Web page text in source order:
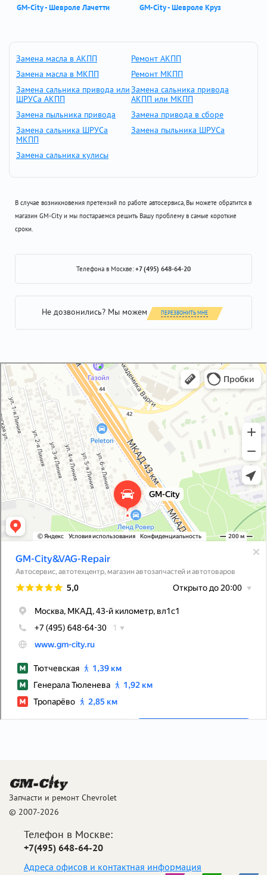
GM-City - Шевроле Лачетти
GM-City - Шевроле Круз
Замена масла в АКПП
Ремонт АКПП
Замена масла в МКПП
Ремонт МКПП
Замена сальника привода или
ШРУСа АКПП
Замена сальника привода
АКПП или МКПП
Замена пыльника привода
Замена привода в сборе
Замена сальника ШРУСа
МКПП
Замена пыльника ШРУСа
Замена сальника кулисы
В случае возникновения претензий по работе автосервиса, Вы можете обратится в
магазин GM-City и мы постараемся решить Вашу проблему в самые короткие
сроки.
Телефона в Москве:+7 (495) 648-64-20
Не дозвонились? Мы можем ПЕРЕЗВОНИТЬ МНЕ
GM-City&VAG-Repair
Автосервис, автотехцентр в Москве
Магазин автозапчастей и автотоваров в Москве
Запчасти и ремонт Chevrolet
© 2007-2026
Телефон в Москве:
+7(495) 648-64-20
Адреса офисов и контактная информация